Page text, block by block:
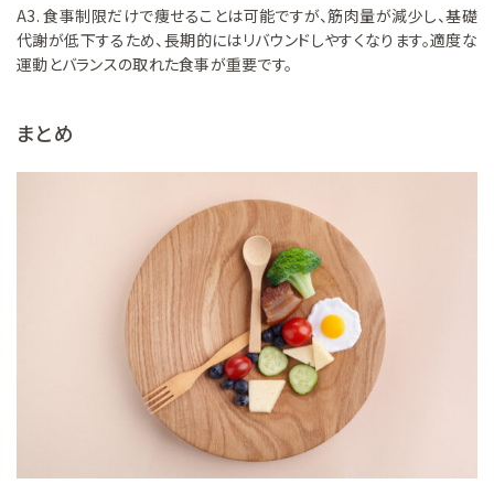
A3. 食事制限だけで痩せることは可能ですが、筋肉量が減少し、基礎
代謝が低下するため、長期的にはリバウンドしやすくなります。適度な
運動とバランスの取れた食事が重要です。
まとめ